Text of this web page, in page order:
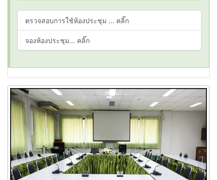
ตรวจสอบการใช้ห้องประชุม ... คลิ๊ก
จองห้องประชุม... คลิ๊ก